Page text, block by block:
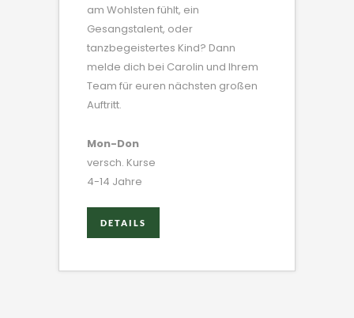
am Wohlsten fühlt, ein
Gesangstalent, oder
tanzbegeistertes Kind? Dann
melde dich bei Carolin und Ihrem
Team für euren nächsten großen
Auftritt.
Mon-Don
versch. Kurse
4-14 Jahre
DETAILS